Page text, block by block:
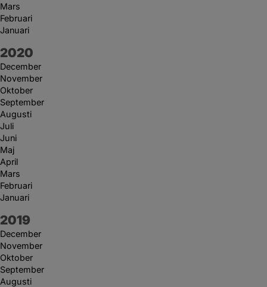
Mars
Februari
Januari
År:
2020
December
November
Oktober
September
Augusti
Juli
Juni
Maj
April
Mars
Februari
Januari
År:
2019
December
November
Oktober
September
Augusti